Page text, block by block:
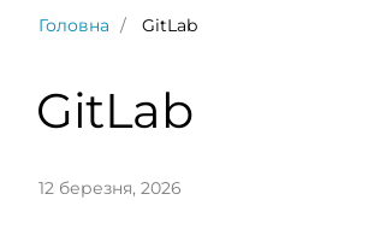
Головна GitLab
GitLab
12 березня, 2026